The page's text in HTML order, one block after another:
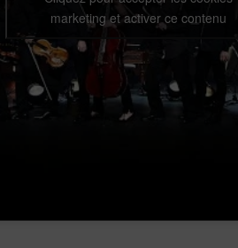
marketing et activer ce contenu